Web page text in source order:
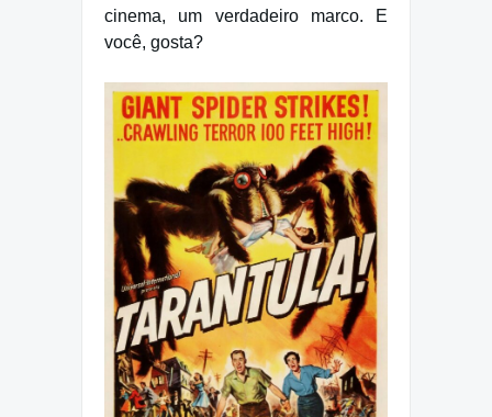
cinema, um verdadeiro marco. E
você, gosta?